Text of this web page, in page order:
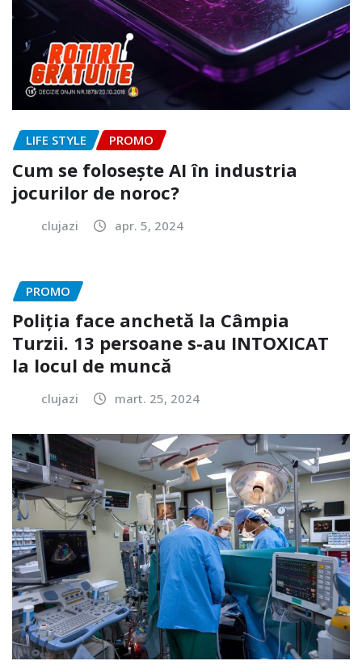
LIFE STYLE PROMO
Cum se folosește AI în industria
jocurilor de noroc?
clujazi apr. 5, 2024
PROMO
Poliția face anchetă la Câmpia
Turzii. 13 persoane s-au INTOXICAT
la locul de muncă
clujazi mart. 25, 2024